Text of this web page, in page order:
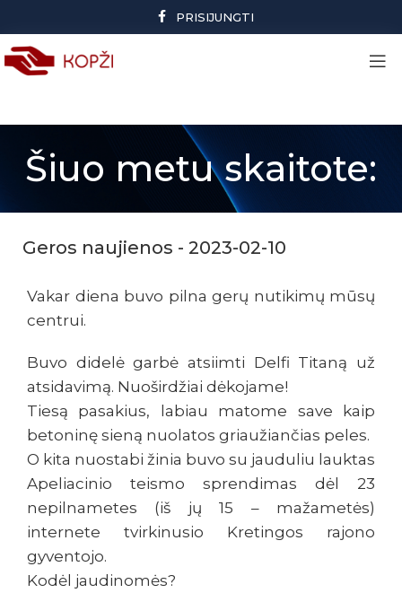
PRISIJUNGTI
Šiuo metu skaitote:
Geros naujienos - 2023-02-10
Vakar diena buvo pilna gerų nutikimų mūsų
centrui.
Buvo didelė garbė atsiimti Delfi Titaną už
atsidavimą. Nuoširdžiai dėkojame!
Tiesą pasakius, labiau matome save kaip
betoninę sieną nuolatos griaužiančias peles.
O kita nuostabi žinia buvo su jauduliu lauktas
Apeliacinio teismo sprendimas dėl 23
nepilnametes (iš jų 15 – mažametės)
internete tvirkinusio Kretingos rajono
gyventojo.
Kodėl jaudinomės?